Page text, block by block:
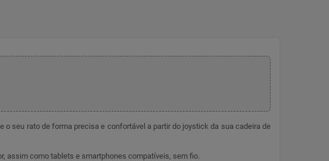
seu rato de forma precisa e confortável a partir do joystick da sua cadeira de
assim como tablets e smartphones compatíveis, sem fio.